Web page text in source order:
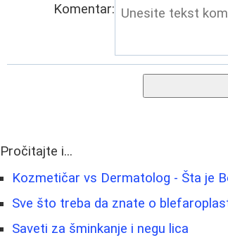
Komentar:
Pročitajte i...
Kozmetičar vs Dermatolog - Šta je
Sve što treba da znate o
Saveti za šminkanje i negu lica